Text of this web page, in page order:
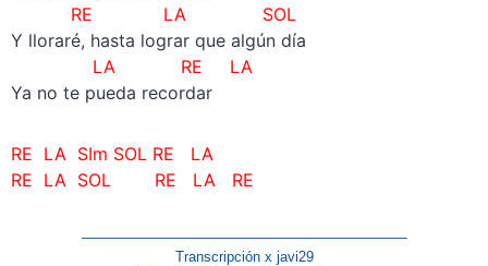
RE LA
SOL
Y lloraré, hasta lograr que algún día
LA RE LA
Ya no te pueda recordar
RE LA SIm SOL RE LA
RE LA SOL RE LA RE
———————————————————————
Transcripción x javi29